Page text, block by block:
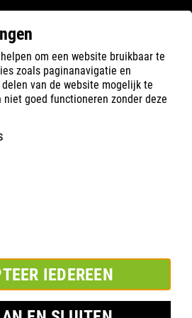
om een website bruikbaar te
zoals paginanavigatie en
van de website mogelijk te
niet goed functioneren zonder deze
IEDEREEN
Inside
plaats van de DHB-vrouwen
handbal 2025